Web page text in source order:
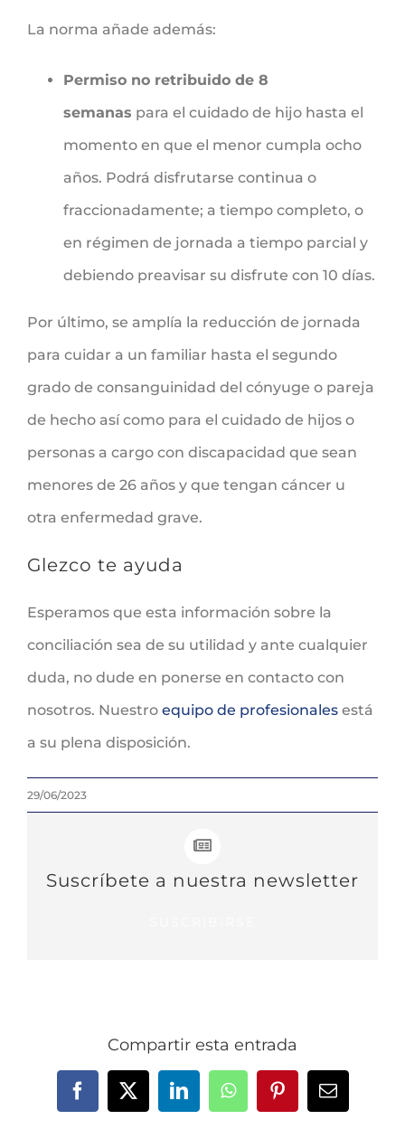
La norma añade además:
Permiso no retribuido de 8
semanas para el cuidado de hijo hasta el
momento en que el menor cumpla ocho
años. Podrá disfrutarse continua o
fraccionadamente; a tiempo completo, o
en régimen de jornada a tiempo parcial y
debiendo preavisar su disfrute con 10 días.
Por último, se amplía la reducción de jornada
para cuidar a un familiar hasta el segundo
grado de consanguinidad del cónyuge o pareja
de hecho así como para el cuidado de hijos o
personas a cargo con discapacidad que sean
menores de 26 años y que tengan cáncer u
otra enfermedad grave.
Glezco te ayuda
Esperamos que esta información sobre la
conciliación sea de su utilidad y ante cualquier
duda, no dude en ponerse en contacto con
nosotros. Nuestro equipo de profesionales está
a su plena disposición.
29/06/2023
Suscríbete a nuestra newsletter
Compartir esta entrada
Facebook
X LinkedInWhatsAppPinterestCorreo